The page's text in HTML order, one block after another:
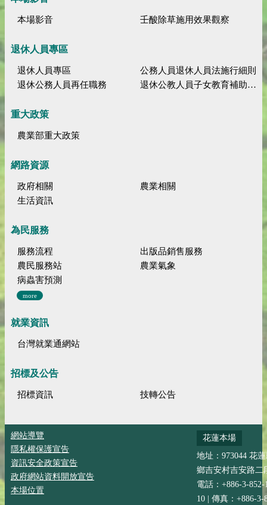
本場影音 壬酸除草施用效果觀察
退休人員專區
退休人員專區
公務人員退休人員法施行細則
退休公務人員再任職務
退休公教人員子女教育補助規定
重大政策
農業部重大政策
網路資源
政府相關
農業相關
生活資訊
為民服務
服務流程
出版品銷售服務
農民服務站
農業氣象
病蟲害預測
more
就業資訊
台灣就業通網站
招標及公告
招標資訊 技轉公告
網站導覽
隱私權保護宣告
資訊安全政策宣告
政府網站資料開放宣告
本場位置
花蓮本場
地址：973044 花
鄉吉安村吉安路二
電話：+886-3-852-
10 | 傳真：+886-3-